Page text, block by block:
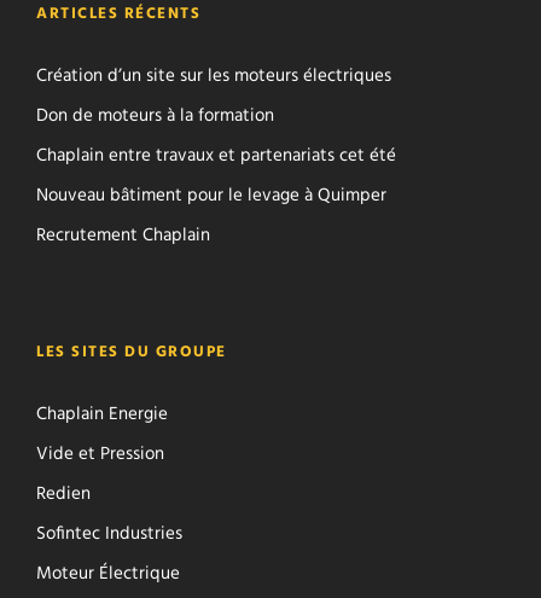
ARTICLES RÉCENTS
Création d’un site sur les moteurs électriques
Don de moteurs à la formation
Chaplain entre travaux et partenariats cet été
Nouveau bâtiment pour le levage à Quimper
Recrutement Chaplain
LES SITES DU GROUPE
Chaplain Energie
Vide et Pression
Redien
Sofintec Industries
Moteur Électrique